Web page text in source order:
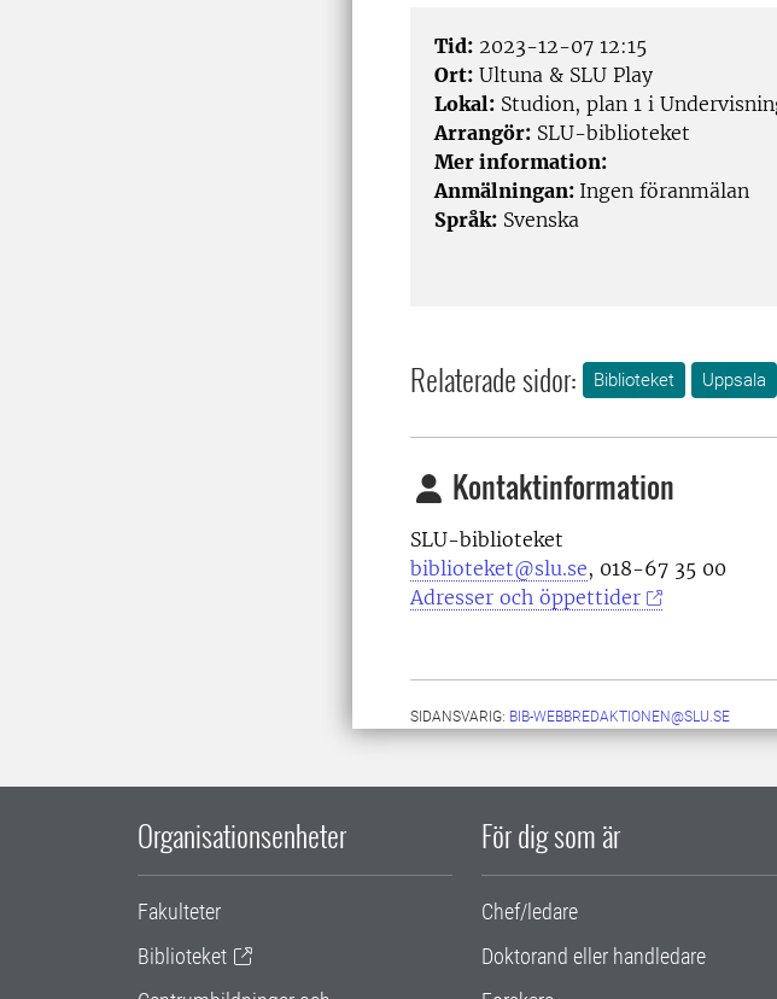
Tid: 2023-12-07 12:15
Ort: Ultuna & SLU Play
Lokal: Studion, plan 1 i
Arrangör: SLU-biblioteket
Mer information:
Anmälningan: Ingen föranmälan
Språk: Svenska
Relaterade sidor: Biblioteket Uppsala
Kontaktinformation
SLU-biblioteket
biblioteket@slu.se, 018-67 35 00
Adresser och öppettider
SIDANSVARIG: BIB-WEBBREDAKTIONEN@SLU.SE
Organisationsenheter
Fakulteter
Biblioteket
För dig som är
Chef/ledare
Doktorand eller handledare